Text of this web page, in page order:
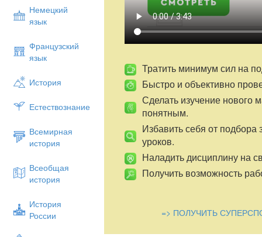
Немецкий
язык
Французский
язык
История
Естествознание
Всемирная
история
Всеобщая
история
История
России
1. Организационный момент.
2. Обзор изученного материала.
самое важное.
Определите положение элемента
электроотрицательности
углерода можно извлечь?
1 человек (устно)
Выполните упражнение 8 на стр. 121
доске)
1 человек
Тратить минимум сил на
Быстро и объективно
Сделать изучение нового
понятным.
Избавить себя от подбора
уроков.
Наладить дисциплину на
Получить возможность
=> ПОЛУЧИТЬ